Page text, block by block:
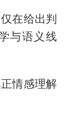
在给出判
与语义线
情感理解